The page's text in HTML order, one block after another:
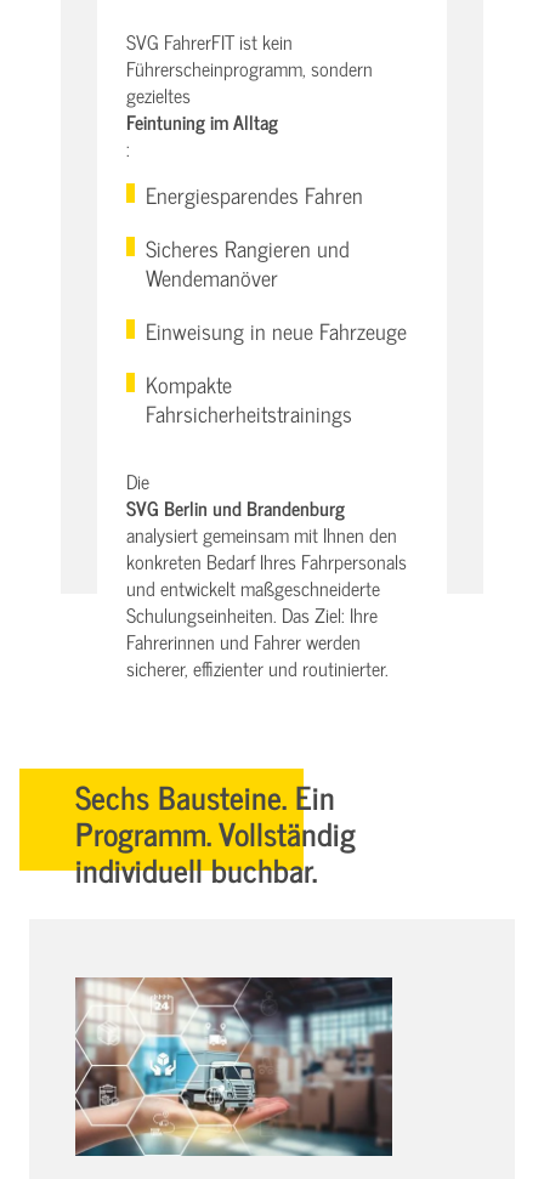
SVG FahrerFIT ist kein
Führerscheinprogramm, sondern
gezieltes
Feintuning im Alltag
:
Energiesparendes Fahren
Sicheres Rangieren und
Wendemanöver
Einweisung in neue Fahrzeuge
Kompakte
Fahrsicherheitstrainings
Die
SVG Berlin und Brandenburg
analysiert gemeinsam mit Ihnen den
konkreten Bedarf Ihres Fahrpersonals
und entwickelt maßgeschneiderte
Schulungseinheiten. Das Ziel: Ihre
Fahrerinnen und Fahrer werden
sicherer, effizienter und routinierter.
Sechs Bausteine. Ein
Programm. Vollständig
individuell buchbar.